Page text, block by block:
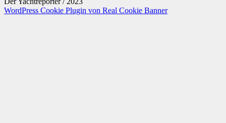
WordPress Cookie Plugin von Real Cookie Banner